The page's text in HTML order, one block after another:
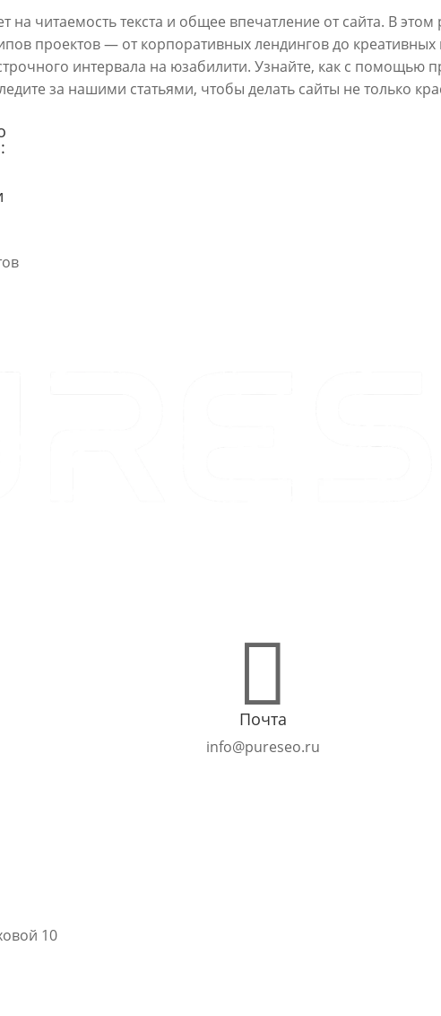
читаемость текста и общее впечатление от сайта. В
проектов — от корпоративных лендингов до
интервала на юзабилити. Узнайте, как с
за нашими статьями, чтобы делать сайты не только

Почта
info@pureseo.ru
10